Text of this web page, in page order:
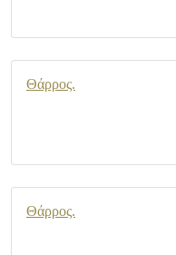
Θάρρος.
Θάρρος.